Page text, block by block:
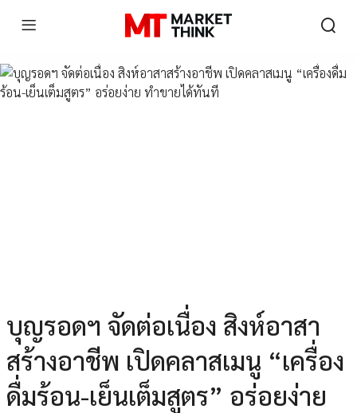
บุญรอดฯ จัดต่อเนื่อง สิงห์อาสา
สร้างอาชีพ เปิดคลาสเมนู “เครื่อง
ดื่มร้อน-เย็นเต็มสูตร” อร่อยง่าย